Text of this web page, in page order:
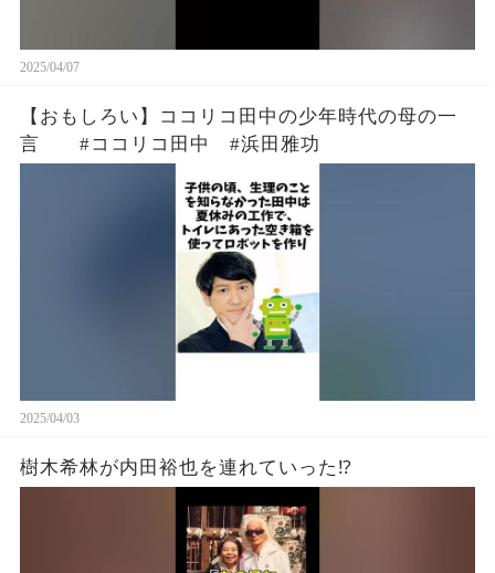
2025/04/07
【おもしろい】ココリコ田中の少年時代の母の一
言 #ココリコ田中 #浜田雅功
2025/04/03
樹木希林が内田裕也を連れていった⁉︎